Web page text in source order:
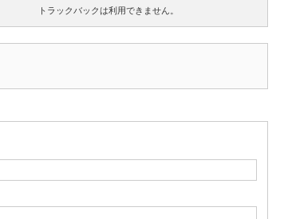
トラックバックは利用できません。